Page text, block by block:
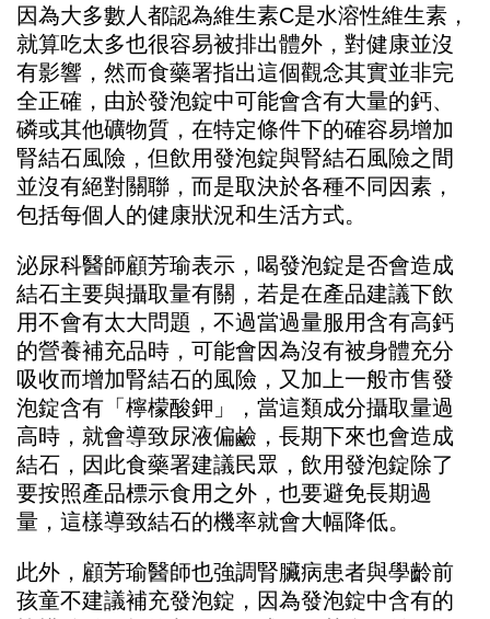
因為大多數人都認為維生素C是水溶性維生素，
就算吃太多也很容易被排出體外，對健康並沒
有影響，然而食藥署指出這個觀念其實並非完
全正確，由於發泡錠中可能會含有大量的鈣、
磷或其他礦物質，在特定條件下的確容易增加
腎結石風險，但飲用發泡錠與腎結石風險之間
並沒有絕對關聯，而是取決於各種不同因素，
包括每個人的健康狀況和生活方式。
泌尿科醫師顧芳瑜表示，喝發泡錠是否會造成
結石主要與攝取量有關，若是在產品建議下飲
用不會有太大問題，不過當過量服用含有高鈣
的營養補充品時，可能會因為沒有被身體充分
吸收而增加腎結石的風險，又加上一般市售發
泡錠含有「檸檬酸鉀」，當這類成分攝取量過
高時，就會導致尿液偏鹼，長期下來也會造成
結石，因此食藥署建議民眾，飲用發泡錠除了
要按照產品標示食用之外，也要避免長期過
量，這樣導致結石的機率就會大幅降低。
此外，顧芳瑜醫師也強調腎臟病患者與學齡前
孩童不建議補充發泡錠，因為發泡錠中含有的